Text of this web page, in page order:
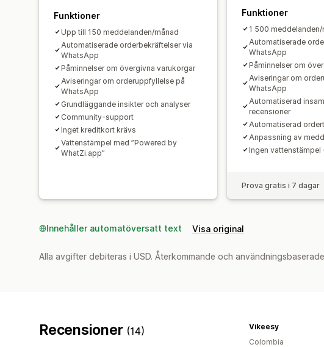
Funktioner
Upp till 150 meddelanden/månad
Automatiserade orderbekräftelser via
WhatsApp
Påminnelser om övergivna varukorgar
Aviseringar om orderuppfyllelse på
WhatsApp
Grundläggande insikter och analyser
Community-support
Inget kreditkort krävs
Vattenstämpel med ”Powered by
WhatZi.app”
Funktioner
1 500 meddelanden/
Automatiserade
WhatsApp
Påminnelser om
Aviseringar om
WhatsApp
Automatiserad
recensioner
Automatiserad
Anpassning av
Ingen vattenstämpel
Prova gratis i 7 dagar
Innehåller automatöversatt text Visa original
Alla avgifter debiteras i USD. Återkommande och
Recensioner (14)
Vikeesy
Colombia